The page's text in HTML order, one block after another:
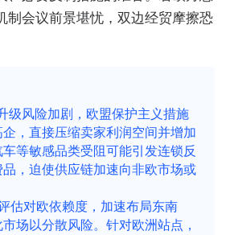
制会议前景堪忧，双边经贸摩擦恐
级风险加剧，欧盟保护主义措施
，直接压缩卖家利润空间并增加
等敏感品类受阻可能引发连锁反
，迫使供应链加速向非欧市场或
估对欧依赖度，加速布局东南
场以分散风险。针对欧洲站点，